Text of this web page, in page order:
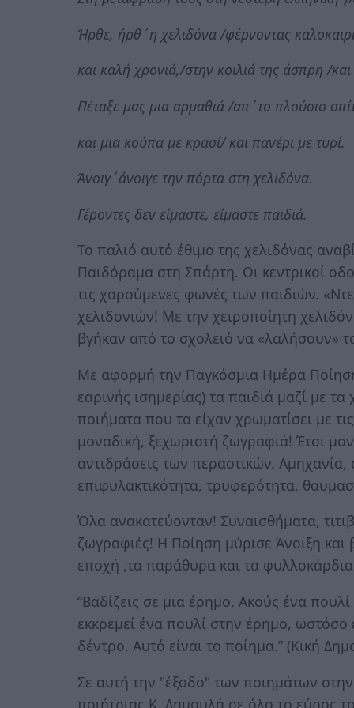
Ήρθε, ήρθ΄η χελιδόνα /φέρνοντας
και καλή χρονιά,/στην κοιλιά της άσπρη /
Πέταξε μας μια αρμαθιά /απ΄το πλούσιο
και μια κούπα με κρασί/ και πανέρι με τυρί.
Άνοιγ΄άνοιγε την πόρτα στη χελιδόνα.
Γέροντες δεν είμαστε, είμαστε παιδιά.
Το παλιό αυτό έθιμο της χελιδόνας
Παιδόραμα στη Σπάρτη. Οι κεντρικοί
τις χαρούμενες φωνές των παιδιών.
χελιδονιών! Με την χειροποίητη
βγήκαν από το σχολειό να «λαλήσουν»
Με αφορμή την Παγκόσμια Ημέρα
εαρινής ισημερίας) τα παιδιά μαζί με
ποιήματα που τα είχαν χρωματίσει με
μοναδική, ξεχωριστή ζωγραφιά! Έτσι
αντιδράσεις των περαστικών.
επιφυλακτικότητα, τρυφερότητα,
Όλα ανακατεύονταν! Συναισθήματα,
ζωγραφιές! Η Ποίηση μύρισε Άνοιξη
εποχή ,τα παράθυρα και τα φυλλοκάρδια
“Βαδίζεις σε μια έρημο. Ακούς ένα
εκκρεμεί ένα πουλί στην έρημο,
δέντρο. Αυτό είναι το ποίημα.” (Κική
Σε αυτή την "έξοδο" των ποιημάτων
ποιήτριας Κ. Δημουλά σε όλο το εύρος